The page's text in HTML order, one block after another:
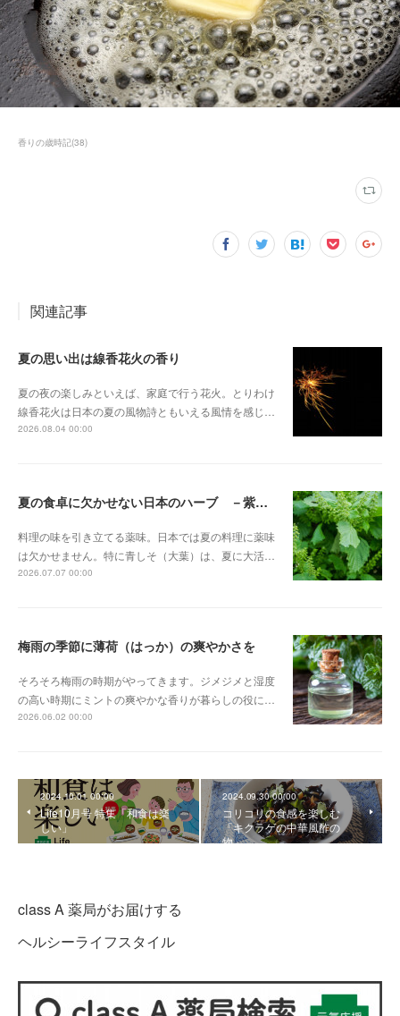
香りの歳時記(38)
関連記事
夏の思い出は線香花火の香り
夏の夜の楽しみといえば、家庭で行う花火。とりわけ
線香花火は日本の夏の風物詩ともいえる風情を感じ…
2026.08.04 00:00
夏の食卓に欠かせない日本のハーブ －紫蘇（しそ）－
料理の味を引き立てる薬味。日本では夏の料理に薬味
は欠かせません。特に青しそ（大葉）は、夏に大活…
2026.07.07 00:00
梅雨の季節に薄荷（はっか）の爽やかさを
そろそろ梅雨の時期がやってきます。ジメジメと湿度
の高い時期にミントの爽やかな香りが暮らしの役に…
2026.06.02 00:00
2024.10.01 00:00
Life10月号 特集「和食は楽
しい」
2024.09.30 00:00
コリコリの食感を楽しむ
「キクラゲの中華風酢の
物」
class A 薬局がお届けする
ヘルシーライフスタイル